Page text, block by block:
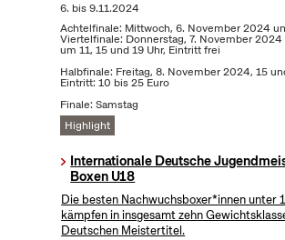
6. bis9.11.2024
Achtelfinale: Mittwoch, 6. November 2024
Viertelfinale: Donnerstag, 7. November
um 11, 15 und 19 Uhr, Eintritt frei
Halbfinale: Freitag, 8. November 2024, 15
Eintritt: 10 bis 25 Euro
Finale: Samstag
Highlight
Internationale Deutsche
Boxen U18
Die besten Nachwuchsboxer*innen unter
kämpfen in insgesamt zehn
Deutschen Meistertitel.